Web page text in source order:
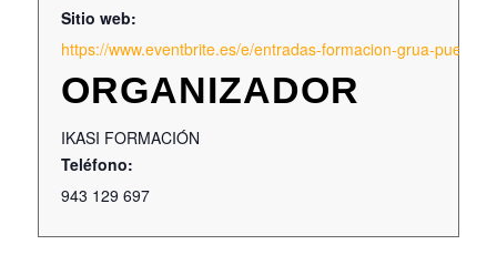
Sitio web:
https://www.eventbrite.es/e/entradas-formacion-grua-
ORGANIZADOR
IKASI FORMACIÓN
Teléfono:
943 129 697